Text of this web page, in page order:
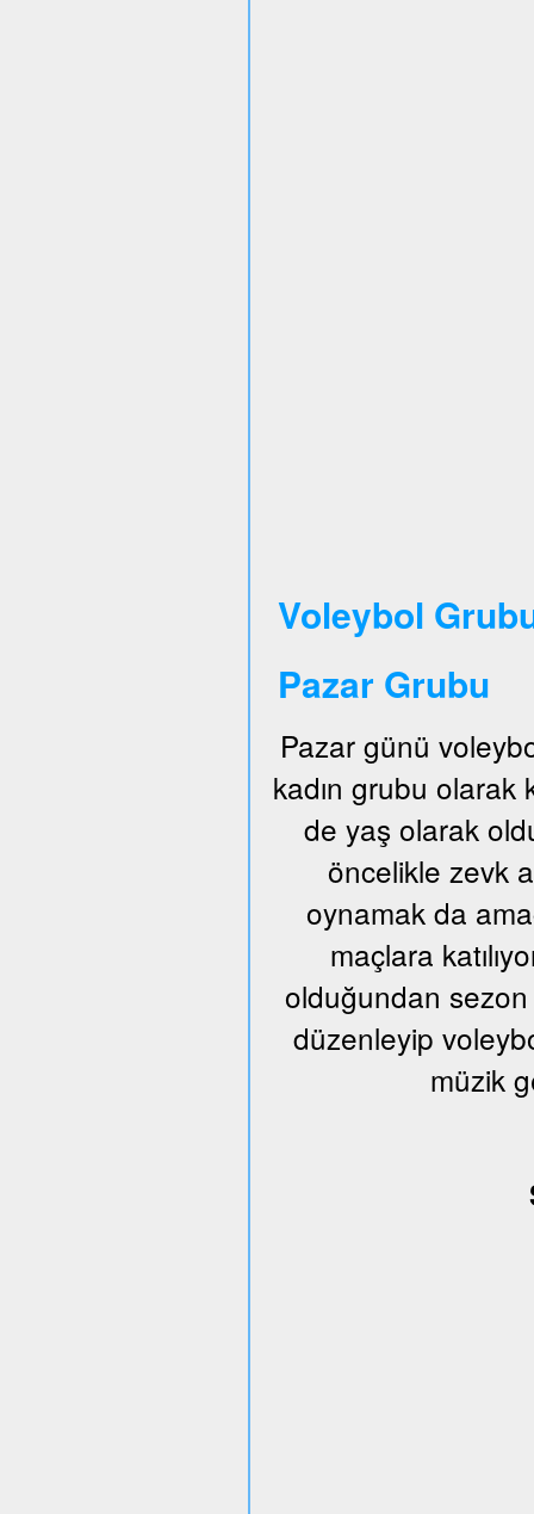
Voleybol
Pazar Grubu
Pazar günü
kadın grubu olarak
de yaş olarak
öncelikle zevk
oynamak da
maçlara
olduğundan
düzenleyip
müzik